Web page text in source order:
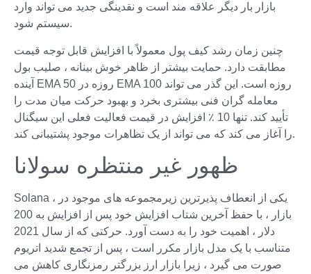
بازار بار دیگر علاقه مند است و نقدینگی جدید می تواند وارد
سیستم شود.
چنین زمان رشد کیف پول معمولاً با افزایش قابل توجه قیمت
مطابقت دارد. حمایت بیشتر از ظاهر خوش بینانه ، صلیب بول
آینده EMA 50 روزه در EMA 100 روزه است. این گذر می تواند
معامله گران فنی بیشتری بخرد و بهبود حرکت میان مدت را
تأیید کند. تنها 10 ٪ افزایش در قیمت فعالیت فعلی این سیگنال
را آغاز می کند که می تواند از یک تظاهرات موجود پشتیبانی کند.
ظهور غیر منتظره سولانا
Solana ، یکی از انعطاف پذیرترین زیرمجموعه های موجود در
بازار ، با حفظ آخرین شتاب افزایش خود پس از افزایش به 200
دلار ، اهمیت خود را به دست آورد. حرکتی که از سال 2021
متناسب با یک مدل بازار مکرر است ، پس از تجمع شدید اتریوم
صورت می گیرد ، زیرا بازار ارز بزرگتر رمزنگاری کاهش می